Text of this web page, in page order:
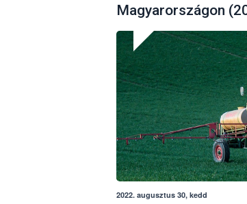
Magyarországon
2022. augusztus 30, kedd